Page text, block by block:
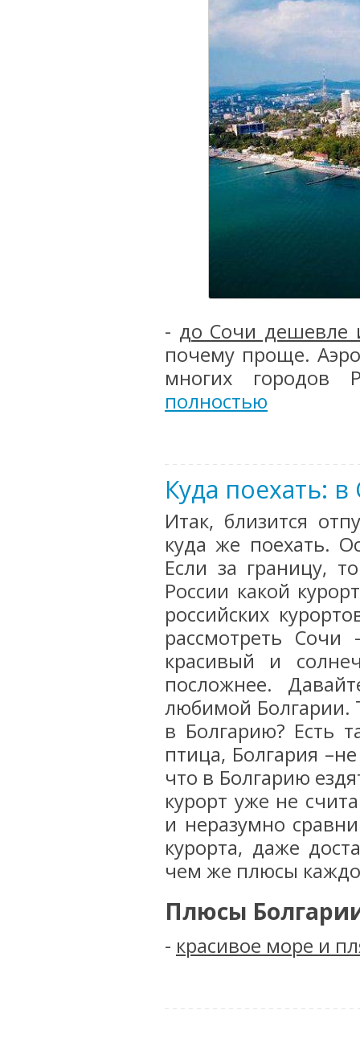
- до Сочи дешевле
почему проще.
многих городов
полностью
Куда поехать:
Итак, близится
куда же поехать.
Если за границу,
России какой
российских
рассмотреть Сочи
красивый и
посложнее.
любимой Болгарии.
в Болгарию? Есть
птица, Болгария
что в Болгарию
курорт уже не
и неразумно
курорта, даже
чем же плюсы
Плюсы
- красивое море и